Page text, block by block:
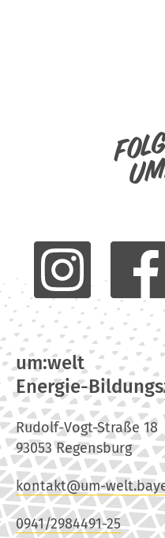
um:welt
Energie-
Rudolf-Vogt-Straße 18
93053 Regensburg
kontakt@um-
0941/2984491-25